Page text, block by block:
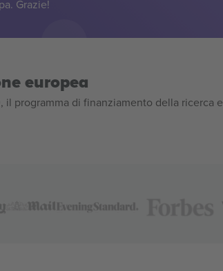
Grazie!
europea
programma di finanziamento della ricerca e